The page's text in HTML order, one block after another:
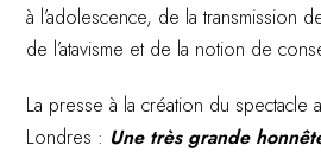
à l’adolescence, de la transmission
de l’atavisme et de la notion de
La presse à la création du spectacle
Londres : Une très grande